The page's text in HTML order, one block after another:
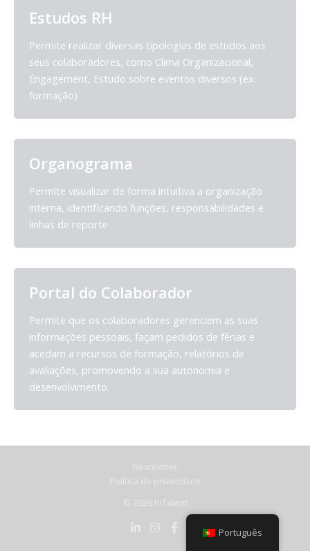
Estudos RH
Permite realizar diversas tipologias de estudos aos
seus colaboradores, como Clima Organizacional,
Engagement, Estudo sobre eventos diversos (ex.
formação)
Organograma
Permite visualizar de forma intuitiva a organização
interna, identificando funções, responsabilidades e
linhas de reporte
Portal do Colaborador
Permite que os colaboradores gerenciem as suas
informações pessoais, façam pedidos de férias e
acedam a recursos de formação, relatórios de
avaliações, promovendo a sua autonomia e
desenvolvimento.
Newsletter
Política de privacidade
© 2026 hiTalent
Português